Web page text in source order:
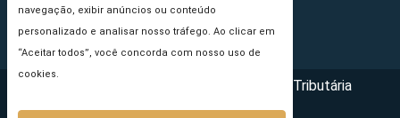
navegação, exibir anúncios ou conteúdo
personalizado e analisar nosso tráfego. Ao clicar em
“Aceitar todos”, você concorda com nosso uso de
cookies.
Princípios Editoriais
Copyright © 2026 - Portal da Reforma Tributária